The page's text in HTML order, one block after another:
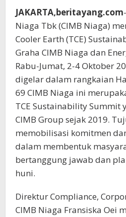
JAKARTA,beritayang.com
Niaga Tbk (CIMB Niaga)
Cooler Earth (TCE)
Graha CIMB Niaga dan
Rabu-Jumat, 2-4 Oktober
digelar dalam rangkaian
69 CIMB Niaga ini
TCE Sustainability Summit
CIMB Group sejak 2019.
memobilisasi komitmen
dalam membentuk
bertanggung jawab dan
huni.
Direktur Compliance,
CIMB Niaga Fransiska Oei